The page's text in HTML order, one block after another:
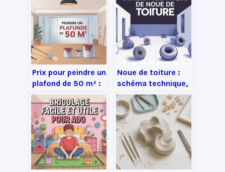
Prix pour peindre un
plafond de 50 m² :
budget, choix et
astuces
Noue de toiture :
schéma technique,
règles de pose et
bonnes pratiques